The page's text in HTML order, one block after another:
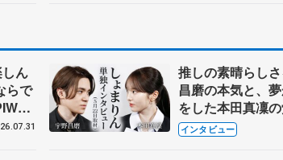
ん
らで
前
推しの素晴らし
昌磨の本気と、
をした本田真凜
インタビュー